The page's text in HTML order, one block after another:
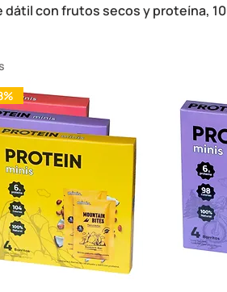
dátil con frutos secos y proteína,